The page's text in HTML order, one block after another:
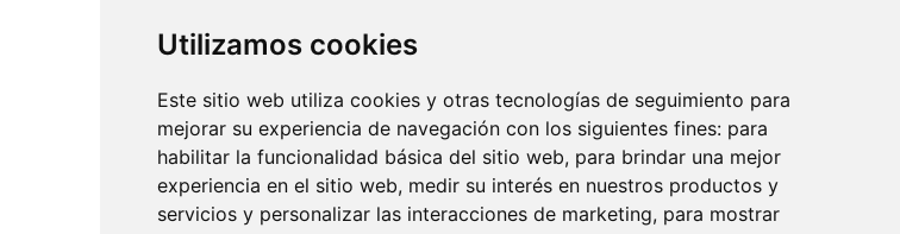
Utilizamos cookies
Este sitio web utiliza cookies y otras tecnologías de seguimiento para
mejorar su experiencia de navegación con los siguientes fines: para
habilitar la funcionalidad básica del sitio web, para brindar una mejor
experiencia en el sitio web, medir su interés en nuestros productos y
servicios y personalizar las interacciones de marketing, para mostrar